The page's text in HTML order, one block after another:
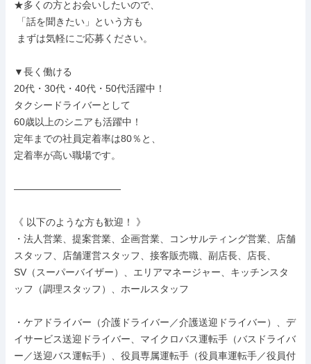
★多くの方とお会いしたいので、
▼長く働ける
20代・30代・40代・50代活躍中！
タクシードライバーとして
60歳以上のシニアも活躍中！
定年までの社員定着率は80％と、
定着率が高い職場です。
―――――――――――
《 以下のような方も歓迎！ 》
・法人営業、提案営業、企画営業、コンサルティング営業、店舗
スタッフ、店舗運営スタッフ、接客販売職、副店長、店長、
SV（スーパーバイザー）、エリアマネージャー、キッチンスタ
ッフ（調理スタッフ）、ホールスタッフ
・ケアドライバー（介護ドライバー／介護送迎ドライバー）、デ
イサービス送迎ドライバー、マイクロバス運転手（バスドライバ
ー／送迎バス運転手）、役員専属運転手（役員車運転手／役員付